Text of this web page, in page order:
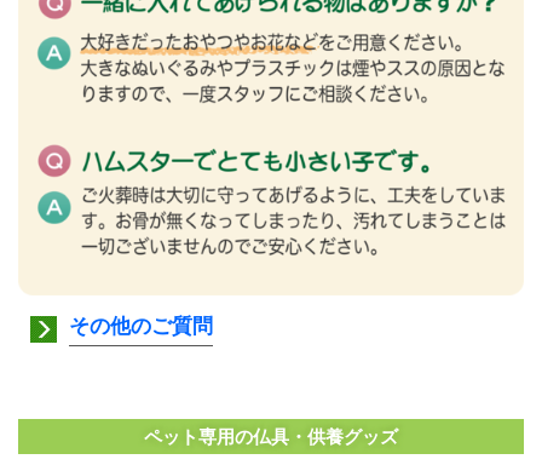
その他のご質問
ペット専用の仏具・供養グッズ